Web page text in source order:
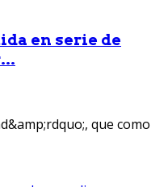
en serie de
que como